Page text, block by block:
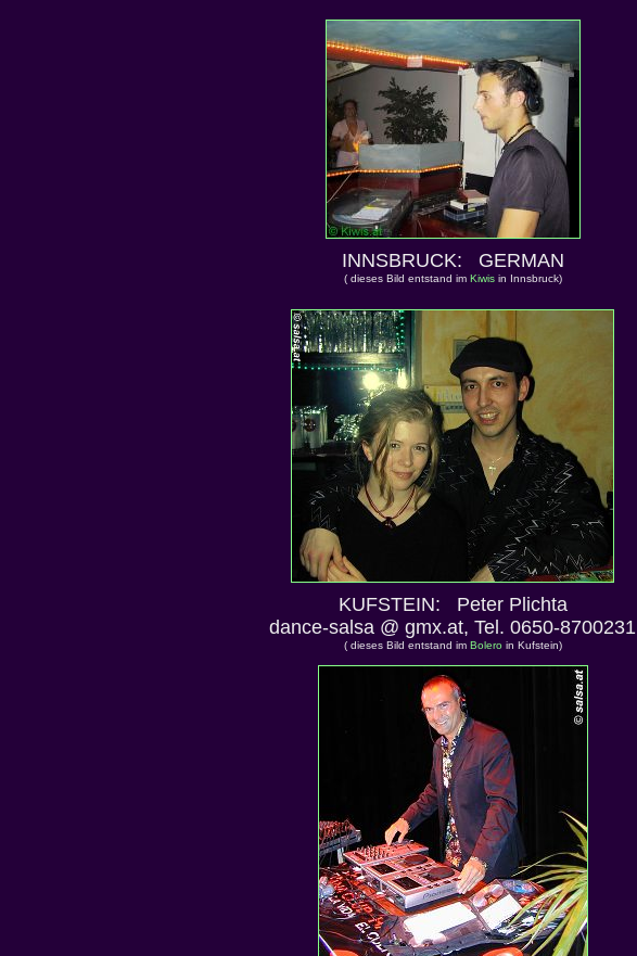
INNSBRUCK: GERMAN
( dieses Bild entstand im Kiwisin Innsbruck)
KUFSTEIN: Peter Plichta
dance-salsa @ gmx.at, Tel. 0650-8700231
( dieses Bild entstand im Boleroin Kufstein)